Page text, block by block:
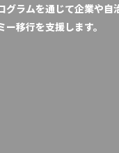
グラムを通じて企業や自
移行を支援します。